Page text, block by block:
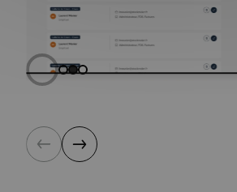
Précédent
Suivant